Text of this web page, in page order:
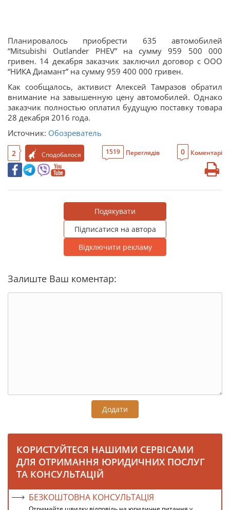
Планировалось приобрести 635 автомобилей
“Mitsubishi Outlander PHEV” на сумму 959 500 000
гривен. 14 декабря заказчик заключил договор с ООО
“НИКА Диамант” на сумму 959 400 000 гривен.
Как сообщалось, активист Алексей Тамразов обратил
внимание на завышенную цену автомобилей. Однако
заказчик полностью оплатил будущую поставку товара
28 декабря 2016 года.
Источник: Обозреватель
2 Сподобалося 1519 Переглядів 0 Коментарі
Подякувати
Підписатися на автора
Відключити рекламу
Залиште Ваш коментар:
Додати
КОРИСТУЙТЕСЯ НАШИМИ СЕРВІСАМИ
ДЛЯ ОТРИМАННЯ ЮРИДИЧНИХ ПОСЛУГ
ТА КОНСУЛЬТАЦІЙ
БЕЗКОШТОВНА КОНСУЛЬТАЦІЯ